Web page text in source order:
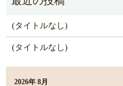
(タイトルなし)
(タイトルなし)
2026年 8月